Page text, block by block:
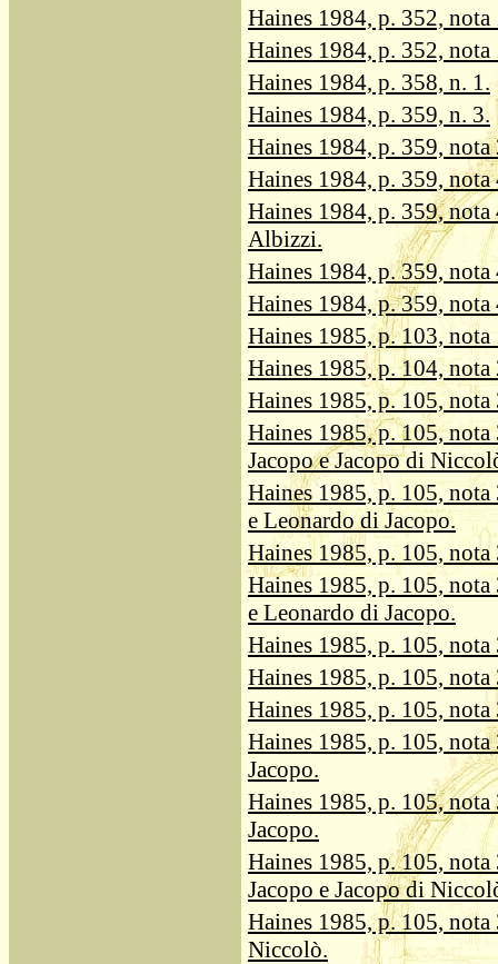
Haines 1984, p. 352, nota
Haines 1984, p. 352, nota
Haines 1984, p. 358, n. 1.
Haines 1984, p. 359, n. 3.
Haines 1984, p. 359, nota
Haines 1984, p. 359, nota
Haines 1984, p. 359,
Albizzi.
Haines 1984, p. 359, nota
Haines 1984, p. 359,
Haines 1985, p. 103,
Haines 1985, p. 104, nota
Haines 1985, p. 105, nota
Haines 1985, p. 105,
Jacopo e Jacopo di
Haines 1985, p. 105,
e Leonardo di Jacopo.
Haines 1985, p. 105, nota
Haines 1985, p. 105,
e Leonardo di Jacopo.
Haines 1985, p. 105, nota
Haines 1985, p. 105, nota
Haines 1985, p. 105, nota
Haines 1985, p. 105,
Jacopo.
Haines 1985, p. 105,
Jacopo.
Haines 1985, p. 105,
Jacopo e Jacopo di
Haines 1985, p. 105,
Niccolò.